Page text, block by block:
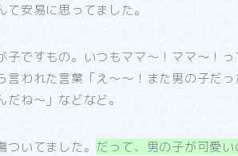
安易に思ってました。
子ですもの。いつもママ～！ママ～！
言われた言葉「え～～！また男の子だ
ね～」などなど。
いてました。 だって、男の子が可愛